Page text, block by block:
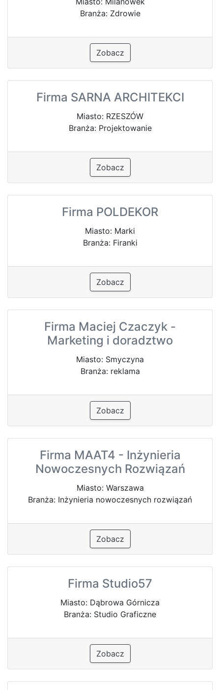
Branża: Zdrowie
Zobacz
Firma SARNA ARCHITEKCI
Miasto: RZESZÓW
Branża: Projektowanie
Zobacz
Firma POLDEKOR
Miasto: Marki
Branża: Firanki
Zobacz
Firma Maciej Czaczyk -
Marketing i doradztwo
Miasto: Smyczyna
Branża: reklama
Zobacz
Firma MAAT4 - Inżynieria
Nowoczesnych Rozwiązań
Miasto: Warszawa
Branża: Inżynieria nowoczesnych rozwiązań
Zobacz
Firma Studio57
Miasto: Dąbrowa Górnicza
Branża: Studio Graficzne
Zobacz